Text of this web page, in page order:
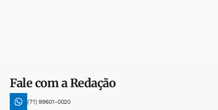
Fale com a Redação
(71) 99601-0020